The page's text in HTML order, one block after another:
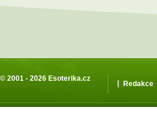
© 2001 - 2026 Esoterika.cz
| Redakce